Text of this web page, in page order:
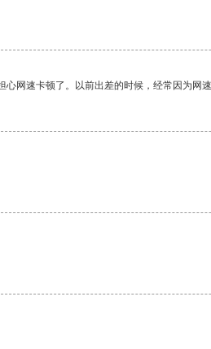
网速卡顿了。以前出差的时候，经常因为网